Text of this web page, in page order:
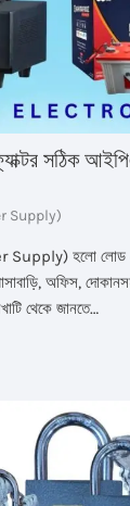
সঠিক
Supply)
হলো লোড
অফিস,
থেকে জানতে…